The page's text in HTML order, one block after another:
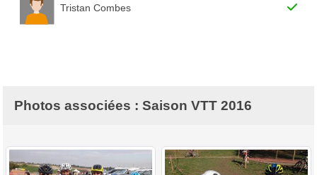
Tristan Combes
Photos associées : Saison VTT 2016